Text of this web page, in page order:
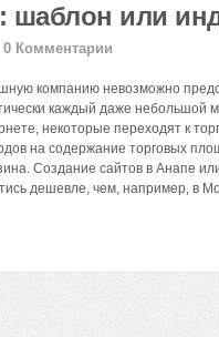
шаблон или
0 Комментарии
компанию невозможно
каждый даже небольшой
некоторые переходят к
на содержание торговых
Создание сайтов в Анапе
дешевле, чем, например, в